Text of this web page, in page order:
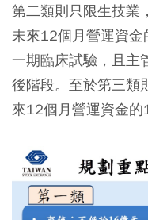
第二類則只限生技業
未來12個月營運資
一期臨床試驗，且主
後階段。至於第三類
來12個月營運資金的